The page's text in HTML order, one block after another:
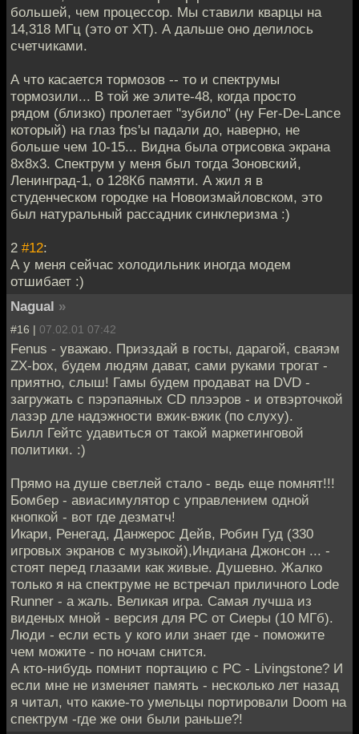
большей, чем процессор. Мы ставили кварцы на
14,318 МГц (это от XT). А дальше оно делилось
счетчиками.
А что касается тормозов -- то и спектрумы
тормозили... В той же элите-48, когда просто
рядом (близко) пролетает "зубило" (ну Fer-De-Lance
который) на глаз fps'ы падали до, наверно, не
больше чем 10-15... Видна была отрисовка экрана
8х8х3. Спектрум у меня был тогда Зоновский,
Ленинград-1, о 128Кб памяти. А жил я в
студенческом городке на Новоизмайловском, это
был натуральный рассадник синклеризма :)
2 #12:
А у меня сейчас холодильник иногда модем
отшибает :)
Nagual »
#16 | 07.02.01 07:42
Fenus - уважаю. Приэздай в госты, дарагой, сваяэм
ZX-box, будем людям дават, сами руками трогат -
приятно, слыш! Гамы будем продават на DVD -
загружать с пэрэпаяных СD плээров - и отвэрточкой
лазэр дле надэжности вжик-вжик (по слуху).
Билл Гейтс удавиться от такой маркетинговой
политики. :)
Прямо на душе светлей стало - ведь еще помнят!!!
Бомбер - авиасимулятор с управлением одной
кнопкой - вот где дезматч!
Икари, Ренегад, Данжерос Дейв, Робин Гуд (330
игровых экранов с музыкой),Индиана Джонсон ... -
стоят перед глазами как живые. Душевно. Жалко
только я на спектруме не встречал приличного Lode
Runner - а жаль. Великая игра. Самая лучша из
виденых мной - версия для РС от Сиеры (10 МГб).
Люди - если есть у кого или знает где - поможите
чем можите - по ночам снится.
А кто-нибудь помнит портацию с РС - Livingstone? И
если мне не изменяет память - несколько лет назад
я читал, что какие-то умельцы портировали Doom на
спектрум -где же они были раньше?!